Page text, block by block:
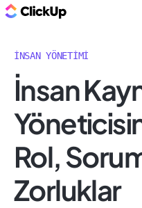
İNSAN YÖNETIMI
İnsan
Rol,
Zorluklar